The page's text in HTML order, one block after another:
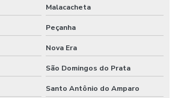
Malacacheta
Peçanha
Nova Era
São Domingos do Prata
Santo Antônio do Amparo